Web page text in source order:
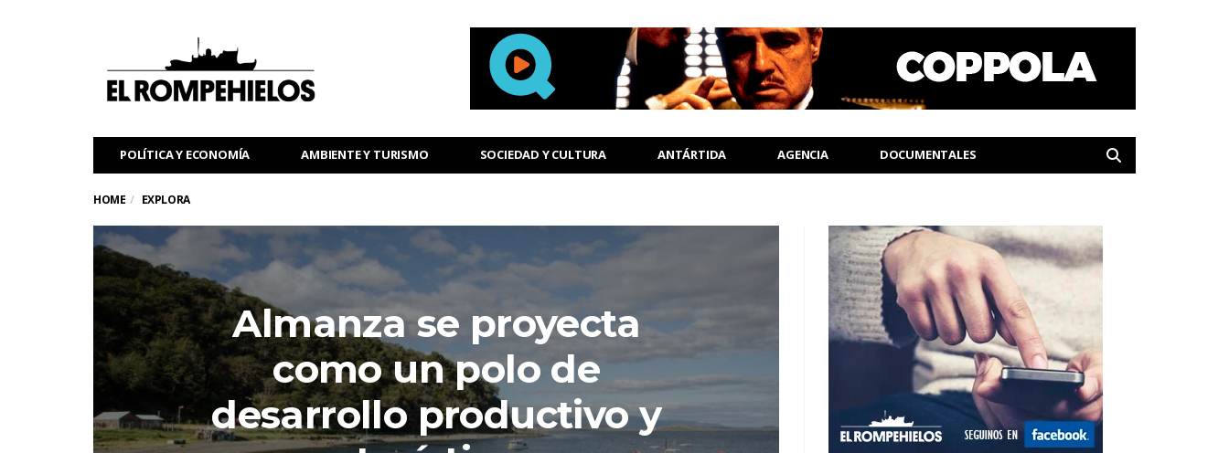
POLÍTICA Y ECONOMÍA AMBIENTE Y TURISMO SOCIEDAD Y CULTURA ANTÁRTIDA AGENCIA DOCUMENTALES
HOME EXPLORA
Almanza se proyecta
como un polo de
desarrollo productivo y